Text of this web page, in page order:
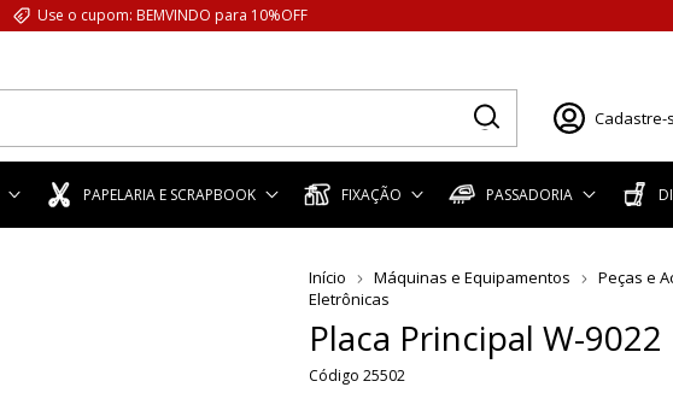
Use o cupom: BEMVINDO para 10%OFF
Cadastre-
PAPELARIA E SCRAPBOOK FIXAÇÃO PASSADORIA
Início Máquinas e Equipamentos Peças e
Eletrônicas
Placa Principal W-9022
Código 25502